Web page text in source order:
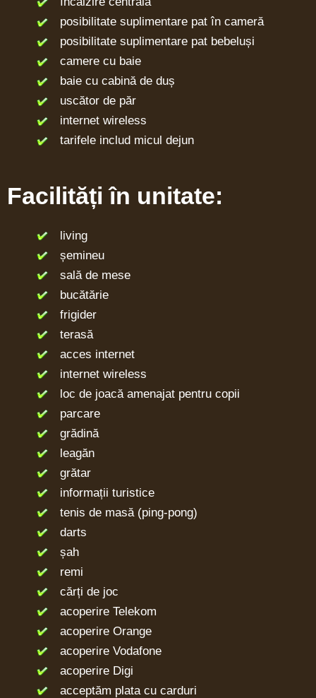
posibilitate suplimentare pat în cameră
posibilitate suplimentare pat bebeluși
camere cu baie
baie cu cabină de duș
uscător de păr
internet wireless
tarifele includ micul dejun
Facilități în unitate:
living
șemineu
sală de mese
bucătărie
frigider
terasă
acces internet
internet wireless
loc de joacă amenajat pentru copii
parcare
grădină
leagăn
grătar
informații turistice
tenis de masă (ping-pong)
darts
șah
remi
cărți de joc
acoperire Telekom
acoperire Orange
acoperire Vodafone
acoperire Digi
acceptăm plata cu carduri